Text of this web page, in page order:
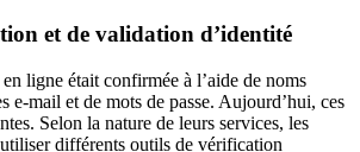
et de validation d’identité
ligne était confirmée à l’aide de noms
e-mail et de mots de passe. Aujourd’hui, ces
Selon la nature de leurs services, les
différents outils de vérification